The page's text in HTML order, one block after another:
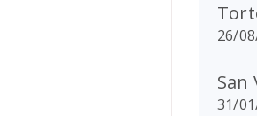
26/
San
31/